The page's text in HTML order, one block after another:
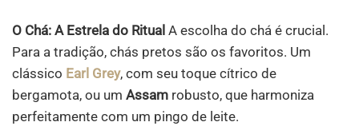
O Chá: A Estrela do Ritual A escolha do chá é crucial.
Para a tradição, chás pretos são os favoritos. Um
clássico Earl Grey, com seu toque cítrico de
bergamota, ou um Assam robusto, que harmoniza
perfeitamente com um pingo de leite.